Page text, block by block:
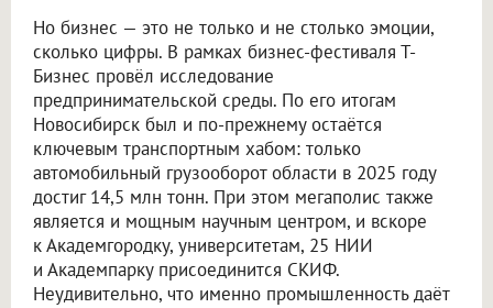
Но бизнес — это не только и не столько эмоции,
сколько цифры. В рамках бизнес-фестиваля Т-
Бизнес провёл исследование
предпринимательской среды. По его итогам
Новосибирск был и по-прежнему остаётся
ключевым транспортным хабом: только
автомобильный грузооборот области в 2025 году
достиг 14,5 млн тонн. При этом мегаполис также
является и мощным научным центром, и вскоре
к Академгородку, университетам, 25 НИИ
и Академпарку присоединится СКИФ.
Неудивительно, что именно промышленность даёт